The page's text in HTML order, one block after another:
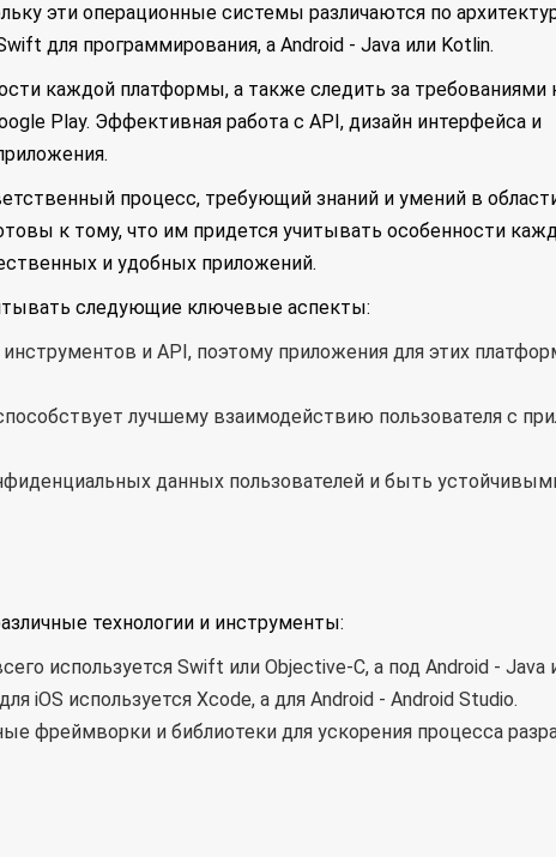
эти операционные системы различаются по
для программирования, а Android - Java или Kotlin.
каждой платформы, а также следить за требованиями
Play. Эффективная работа с API, дизайн интерфейса и
процесс, требующий знаний и умений в
к тому, что им придется учитывать особенности
и удобных приложений.
следующие ключевые аспекты:
и API, поэтому приложения для этих
лучшему взаимодействию пользователя с
данных пользователей и быть
технологии и инструменты:
используется Swift или Objective-C, а под Android - Java
iOS используется Xcode, а для Android - Android Studio.
фреймворки и библиотеки для ускорения процесса